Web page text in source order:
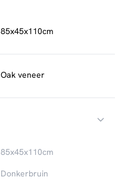
85x45x110cm
Oak veneer
85x45x110cm
Donkerbruin